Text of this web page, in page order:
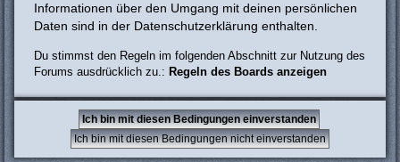
Informationen über den Umgang mit deinen persönlichen
Daten sind in der Datenschutzerklärung enthalten.
Du stimmst den Regeln im folgenden Abschnitt zur Nutzung des
Forums ausdrücklich zu.: Regeln des Boards anzeigen